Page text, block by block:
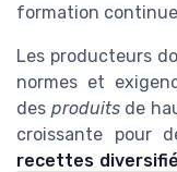
formation
Les producteurs
normes et
des produitsde
croissante pour
recettes